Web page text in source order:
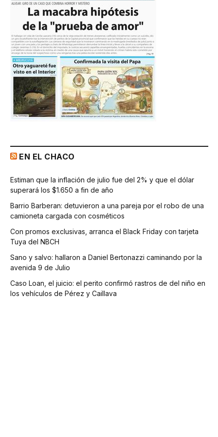
EN EL CHACO
Estiman que la inflación de julio fue del 2% y que el dólar
superará los $1.650 a fin de año
Barrio Barberan: detuvieron a una pareja por el robo de una
camioneta cargada con cosméticos
Con promos exclusivas, arranca el Black Friday con tarjeta
Tuya del NBCH
Sano y salvo: hallaron a Daniel Bertonazzi caminando por la
avenida 9 de Julio
Caso Loan, el juicio: el perito confirmó rastros de del niño en
los vehículos de Pérez y Caillava